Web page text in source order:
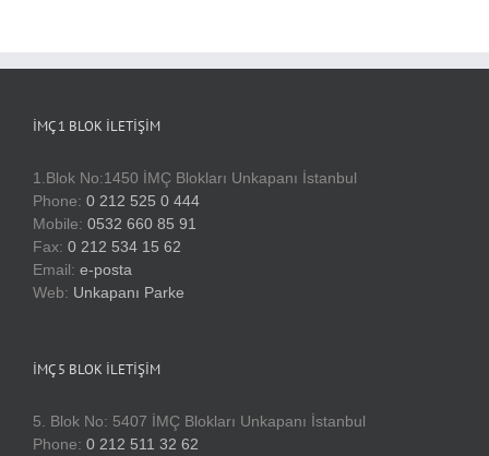
İMÇ 1 BLOK İLETIŞIM
1.Blok No:1450 İMÇ Blokları Unkapanı İstanbul
Phone: 0 212 525 0 444
Mobile: 0532 660 85 91
Fax: 0 212 534 15 62
Email: e-posta
Web: Unkapanı Parke
İMÇ 5 BLOK İLETIŞIM
5. Blok No: 5407 İMÇ Blokları Unkapanı İstanbul
Phone: 0 212 511 32 62